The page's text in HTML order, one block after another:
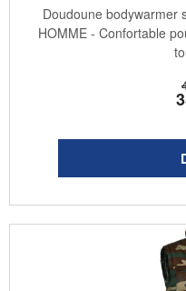
Doudoune bodywarmer
HOMME - Confortable